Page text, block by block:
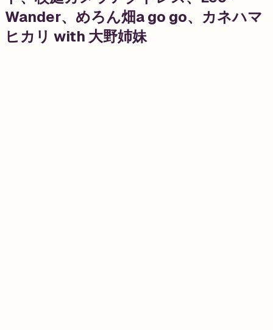
Wander、めろん畑a go go、カネハマ
ヒカリ with 大野姉妹